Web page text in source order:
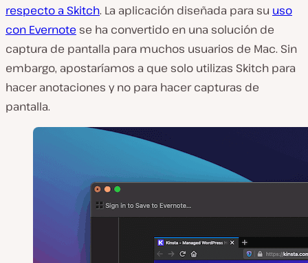
respecto a Skitch. La aplicación diseñada para su uso
con Evernote se ha convertido en una solución de
captura de pantalla para muchos usuarios de Mac. Sin
embargo, apostaríamos a que solo utilizas Skitch para
hacer anotaciones y no para hacer capturas de
pantalla.